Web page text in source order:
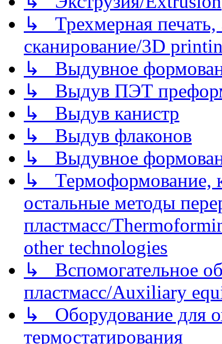
↳ Трехмерная
сканирование/3D
↳ Выдувное
↳ Выдув ПЭТ
↳ Выдув канистр
↳ Выдув флаконов
↳ Выдувное
↳ Термоформование,
остальные методы
пластмасс/
other technologies
↳ Вспомогательное
пластмасс/Auxiliary
↳ Оборудование для
термостатирования